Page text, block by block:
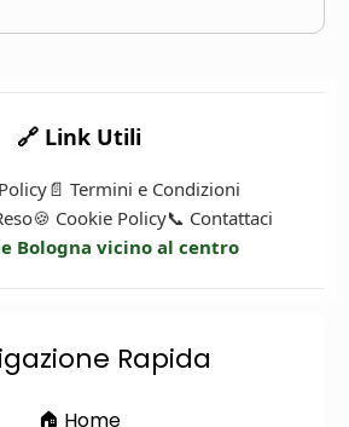
🔗 Link Utili
📄 Termini e Condizioni
🍪 Cookie Policy📞 Contattaci
Bologna vicino al centro
Rapida
🏠 Home